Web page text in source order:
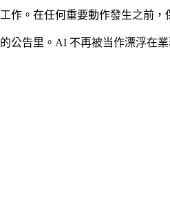
作。在任何重要動作發生之前，
公告里。AI 不再被当作漂浮在